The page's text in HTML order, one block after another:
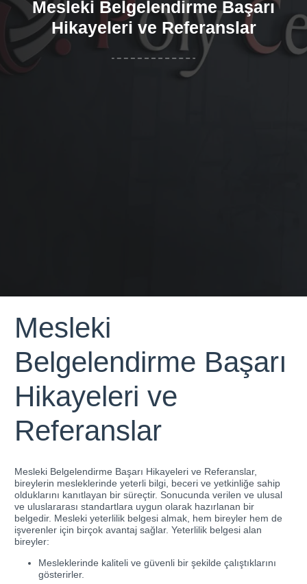
Mesleki Belgelendirme Başarı
Hikayeleri ve Referanslar
Mesleki
Belgelendirme Başarı
Hikayeleri ve
Referanslar
Mesleki Belgelendirme Başarı Hikayeleri ve Referanslar,
bireylerin mesleklerinde yeterli bilgi, beceri ve yetkinliğe sahip
olduklarını kanıtlayan bir süreçtir. Sonucunda verilen ve ulusal
ve uluslararası standartlara uygun olarak hazırlanan bir
belgedir. Mesleki yeterlilik belgesi almak, hem bireyler hem de
işverenler için birçok avantaj sağlar. Yeterlilik belgesi alan
bireyler:
Mesleklerinde kaliteli ve güvenli bir şekilde çalıştıklarını
gösterirler.